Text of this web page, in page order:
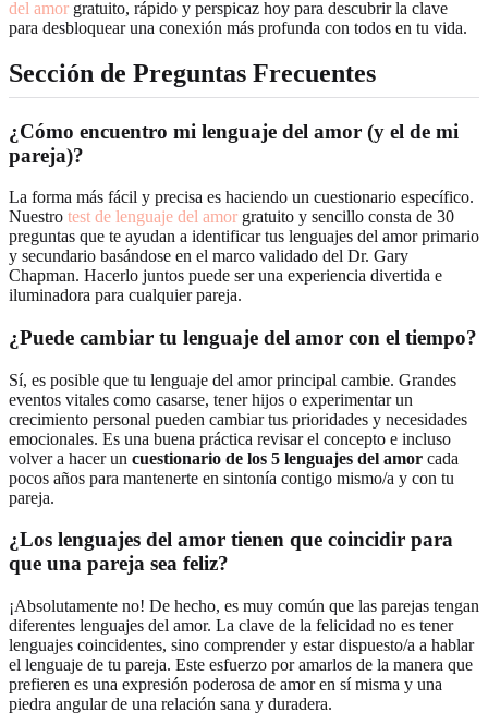
del amor gratuito, rápido y perspicaz hoy para descubrir la clave
para desbloquear una conexión más profunda con todos en tu vida.
Sección de Preguntas Frecuentes
¿Cómo encuentro mi lenguaje del amor (y el de mi
pareja)?
La forma más fácil y precisa es haciendo un cuestionario específico.
Nuestro test de lenguaje del amor gratuito y sencillo consta de 30
preguntas que te ayudan a identificar tus lenguajes del amor primario
y secundario basándose en el marco validado del Dr. Gary
Chapman. Hacerlo juntos puede ser una experiencia divertida e
iluminadora para cualquier pareja.
¿Puede cambiar tu lenguaje del amor con el tiempo?
Sí, es posible que tu lenguaje del amor principal cambie. Grandes
eventos vitales como casarse, tener hijos o experimentar un
crecimiento personal pueden cambiar tus prioridades y necesidades
emocionales. Es una buena práctica revisar el concepto e incluso
volver a hacer un cuestionario de los 5 lenguajes del amor cada
pocos años para mantenerte en sintonía contigo mismo/a y con tu
pareja.
¿Los lenguajes del amor tienen que coincidir para
que una pareja sea feliz?
¡Absolutamente no! De hecho, es muy común que las parejas tengan
diferentes lenguajes del amor. La clave de la felicidad no es tener
lenguajes coincidentes, sino comprender y estar dispuesto/a a hablar
el lenguaje de tu pareja. Este esfuerzo por amarlos de la manera que
prefieren es una expresión poderosa de amor en sí misma y una
piedra angular de una relación sana y duradera.